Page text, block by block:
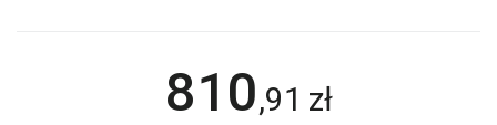
810,91 zł